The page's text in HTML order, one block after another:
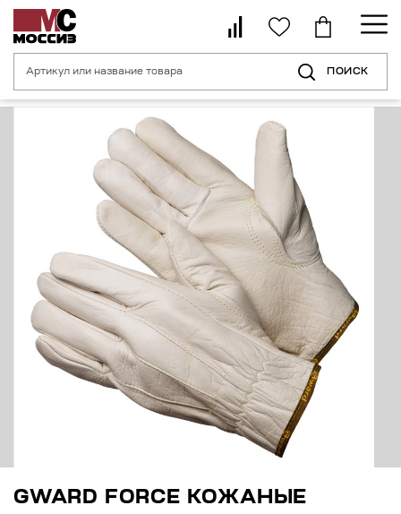
ПОИСК
Главная страница Средства индивидуальной защиты рук
GWARD FORCE КОЖАНЫЕ